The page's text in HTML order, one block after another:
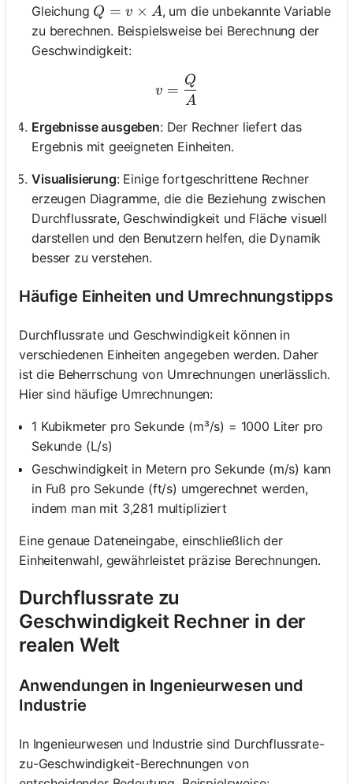
Gleichung Q = v \times A
Q = v × A, um die unbekannte Variable
zu berechnen. Beispielsweise bei Berechnung der
Geschwindigkeit:
v = \frac{Q}{A}
v =
A
Q
Ergebnisse ausgeben: Der Rechner liefert das
Ergebnis mit geeigneten Einheiten.
Visualisierung: Einige fortgeschrittene Rechner
erzeugen Diagramme, die die Beziehung zwischen
Durchflussrate, Geschwindigkeit und Fläche visuell
darstellen und den Benutzern helfen, die Dynamik
besser zu verstehen.
Häufige Einheiten und Umrechnungstipps
Durchflussrate und Geschwindigkeit können in
verschiedenen Einheiten angegeben werden. Daher
ist die Beherrschung von Umrechnungen unerlässlich.
Hier sind häufige Umrechnungen:
1 Kubikmeter pro Sekunde (m³/s) = 1000 Liter pro
Sekunde (L/s)
Geschwindigkeit in Metern pro Sekunde (m/s) kann
in Fuß pro Sekunde (ft/s) umgerechnet werden,
indem man mit 3,281 multipliziert
Eine genaue Dateneingabe, einschließlich der
Einheitenwahl, gewährleistet präzise Berechnungen.
Durchflussrate zu
Geschwindigkeit Rechner in der
realen Welt
Anwendungen in Ingenieurwesen und
Industrie
In Ingenieurwesen und Industrie sind Durchflussrate-
zu-Geschwindigkeit-Berechnungen von